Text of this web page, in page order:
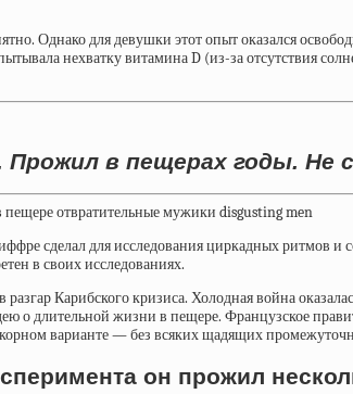
Однако для девушки этот опыт оказался
нехватку витамина D (из-за отсутствия
Прожил в пещерах годы. Не
сделал для исследования циркадных ритмов
в своих исследованиях.
разгар Карибского кризиса. Холодная война
о длительной жизни в пещере. Французское
варианте — без всяких щадящих
он прожил